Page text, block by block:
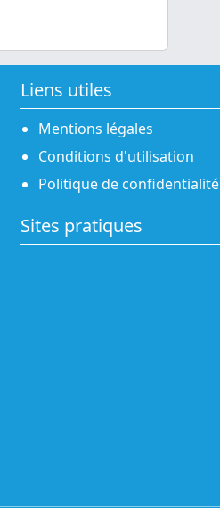
Liens utiles
Mentions légales
Conditions d'utilisation
Politique de confidentialité
Sites pratiques